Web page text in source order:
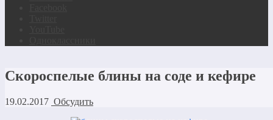
Скороспелые блины на соде и кефире
19.02.2017 Обсудить